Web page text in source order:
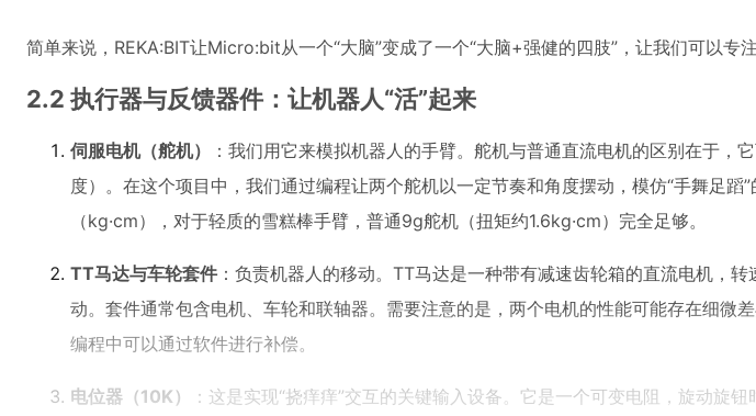
简单来说，REKA:BIT让Micro:bit从一个“大脑”变成了一个“大脑+强健的四肢”，让我们可以专
2.2 执行器与反馈器件：让机器人“活”起来
伺服电机（舵机）
：我们用它来模拟机器人的手臂。舵机与普通直流电机的区别在于，
度）。在这个项目中，我们通过编程让两个舵机以一定节奏和角度摆动，模仿“手舞足蹈
（kg·cm），对于轻质的雪糕棒手臂，普通9g舵机（扭矩约1.6kg·cm）完全足够。
TT马达与车轮套件 ：负责机器人的移动。TT马达是一种带有减速齿轮箱的直流电机，
动。套件通常包含电机、车轮和联轴器。需要注意的是，两个电机的性能可能存在细微
编程中可以通过软件进行补偿。
电位器（10K）
：这是实现“挠痒痒”交互的关键输入设备。它是一个可变电阻，旋动旋